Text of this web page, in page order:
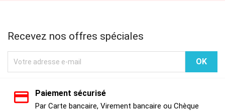
Recevez nos offres spéciales
Paiement sécurisé
Par Carte bancaire, Virement bancaire ou Chèque